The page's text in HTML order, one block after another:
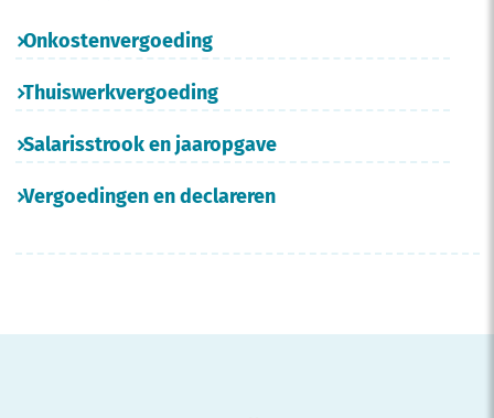
Onkostenvergoeding
Thuiswerkvergoeding
Salarisstrook en jaaropgave
Vergoedingen en declareren